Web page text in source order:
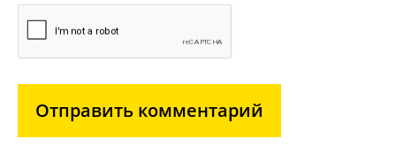
Отправить комментарий